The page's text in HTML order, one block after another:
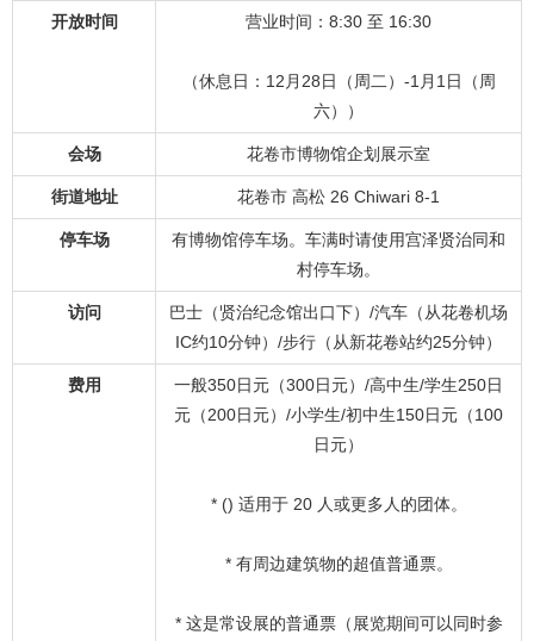
开放时间 营业时间：8:30 至 16:30
（休息日：12月28日（周二）-1月1日（周
六））
会场 花卷市博物馆企划展示室
街道地址 花卷市 高松 26 Chiwari 8-1
停车场
有博物馆停车场。车满时请使用宫泽贤治同和
村停车场。
访问
巴士（贤治纪念馆出口下）/汽车（从花卷机场
IC约10分钟）/步行（从新花卷站约25分钟）
费用
一般350日元（300日元）/高中生/学生250日
元（200日元）/小学生/初中生150日元（100
日元）
* () 适用于 20 人或更多人的团体。
* 有周边建筑物的超值普通票。
* 这是常设展的普通票（展览期间可以同时参